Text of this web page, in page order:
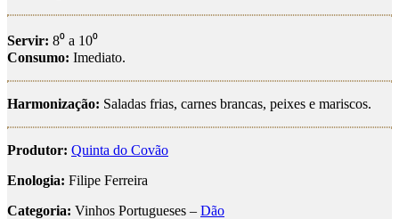
Servir: 8⁰ a 10⁰
Consumo: Imediato.
Harmonização: Saladas frias, carnes brancas, peixes e mariscos.
Produtor: Quinta do Covão
Enologia: Filipe Ferreira
Categoria: Vinhos Portugueses – Dão